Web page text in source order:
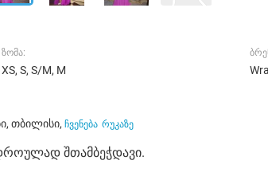
ზომა:
XS, S, S/M, M
თბილისი, ჩვენება რუკაზე
შთამბეჭდავი.